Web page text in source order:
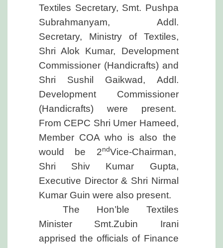
Textiles Secretary, Smt. Pushpa
Subrahmanyam, Addl.
Secretary, Ministry of Textiles,
Shri Alok Kumar, Development
Commissioner (Handicrafts) and
Shri Sushil Gaikwad, Addl.
Development Commissioner
(Handicrafts) were present.
From CEPC Shri Umer Hameed,
Member COA who is also the
would be 2ndVice-Chairman,
Shri Shiv Kumar Gupta,
Executive Director & Shri Nirmal
Kumar Guin were also present.
The Hon’ble Textiles
Minister Smt.Zubin Irani
apprised the officials of Finance